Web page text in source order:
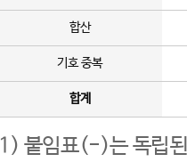
합산
기호 중복
합계
1) 붙임표(-)는 독립된